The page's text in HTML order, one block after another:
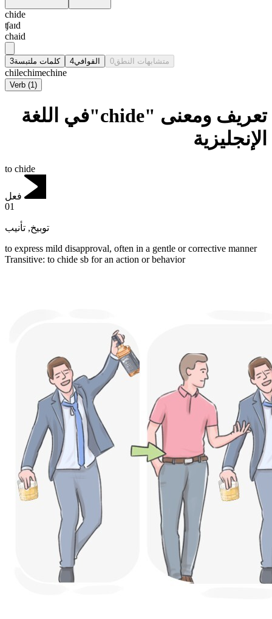
chide
ʧaɪd
chaid
كلمات ملتبسة3 القوافي4 متشابهات النطق0
chilechimechine
Verb (1)
تعريف ومعنى "chide"في اللغة
الإنجليزية
to chide
فعل
01
توبيخ, تأنيب
to express mild disapproval, often in a gentle or corrective manner
Transitive: to chide sb for an action or behavior